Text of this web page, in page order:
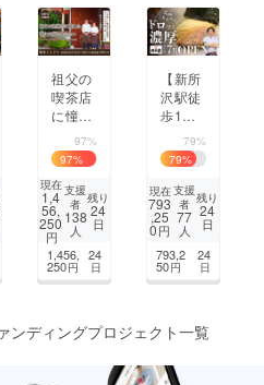
祖父の
喫茶店
に憧れ
た彼女
の夢
を、45
年続い
た長野
「珈琲
館珈
香」の
跡地で
97%
97%
現在
1,4
56,
250
円
支援
者
138
人
残り
24
日
1,456,
250円
24
日
【新所
沢駅徒
歩1
分】人
気店で
修行し
た46歳
の挑
戦！濃
つけ麺
「丸
79%
79%
現在
793
,25
0円
支援
者
77
人
残り
24
日
793,2
50円
24
日
ンディングプロジェクト一覧